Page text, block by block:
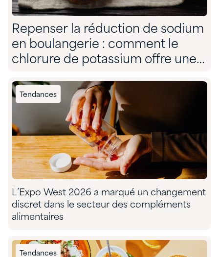
Repenser la réduction de sodium
en boulangerie : comment le
chlorure de potassium offre une
Tendances
L’Expo West 2026 a marqué un changement
discret dans le secteur des compléments
alimentaires
Tendances